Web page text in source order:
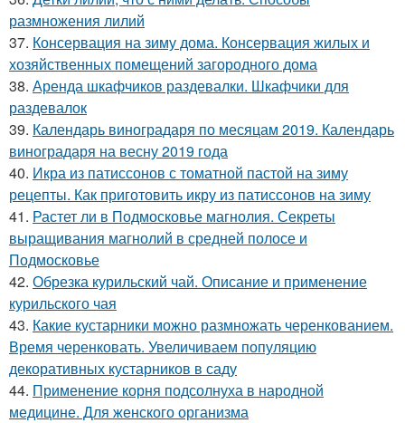
размножения лилий
37. Консервация на зиму дома. Консервация жилых и
хозяйственных помещений загородного дома
38. Аренда шкафчиков раздевалки. Шкафчики для
раздевалок
39. Календарь виноградаря по месяцам 2019. Календарь
виноградаря на весну 2019 года
40. Икра из патиссонов с томатной пастой на зиму
рецепты. Как приготовить икру из патиссонов на зиму
41. Растет ли в Подмосковье магнолия. Секреты
выращивания магнолий в средней полосе и
Подмосковье
42. Обрезка курильский чай. Описание и применение
курильского чая
43. Какие кустарники можно размножать черенкованием.
Время черенковать. Увеличиваем популяцию
декоративных кустарников в саду
44. Применение корня подсолнуха в народной
медицине. Для женского организма